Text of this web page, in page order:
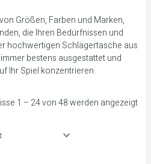
Größen, Farben und Marken,
die Ihren Bedürfnissen und
hochwertigen Schlägertasche aus
bestens ausgestattet und
Ihr Spiel konzentrieren.
1 – 24 von 48 werden angezeigt